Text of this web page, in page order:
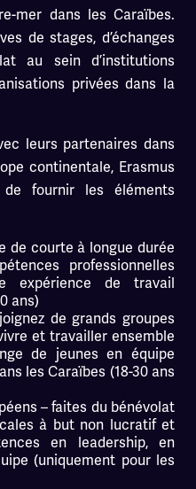
mer dans les Caraïbes.
de stages, d’échanges
au sein d’institutions
privées dans la
leurs partenaires dans
continentale, Erasmus
fournir les éléments
de courte à longue durée
professionnelles
expérience de travail
ans)
de grands groupes
et travailler ensemble
de jeunes en équipe
les Caraïbes (18-30 ans
– faites du bénévolat
à but non lucratif et
en leadership, en
(uniquement pour les